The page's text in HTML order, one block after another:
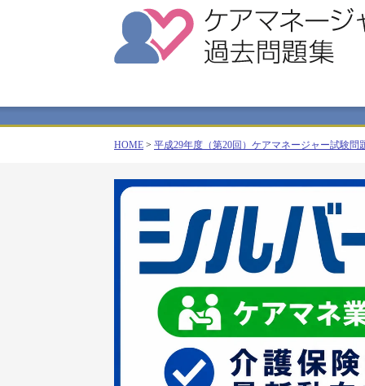
HOME > 平成29年度（第20回）ケアマネージャー試験問